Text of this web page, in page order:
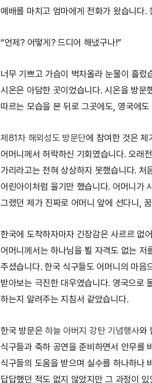
예배를 마치고 엄마에게 전화가 왔습니다.
“언제? 어떻게? 드디어 해냈구나!”
너무 기쁘고 가슴이 벅차올라 눈물이 흘
시온은 아담한 곳이었습니다. 시온을 방
따르는 모습을 본 뒤로 그곳에도, 영국에
제81차 해외성도 방문단에 참여한 것은 제
어머니께서 허락하신 기회였습니다. 오래
가리라고는 전혀 상상하지 못했습니다. 처
어린아이처럼 울기만 했습니다. 어머니가
그랬던 제가 진짜로 어머니 앞에 선다니,
한국에 도착하자마자 긴장감은 사르르 없
어머니께서는 하나님을 뵐 자격도 없는 저
주셨습니다. 한국 식구들도 어머니의 마음
받아보는 극진한 대우였습니다. 영국으로
하는지 알려주는 지침서 같았습니다.
한국 방문은 하늘 아버지 강탄 기념행사와
식구들과 축하 공연을 준비하면서 안무를
식구들의 도움을 받으며 실수를 하나하나
답답했던 적도 없지 않았지만 그 과정이